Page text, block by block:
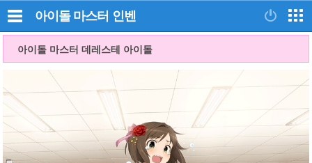
아이돌 마스터 인벤
아이돌 마스터 데레스테 아이돌